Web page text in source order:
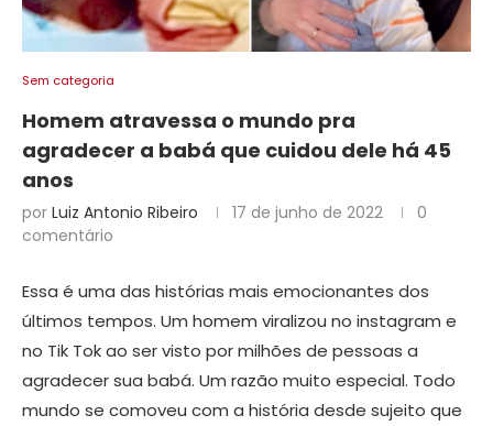
Sem categoria
Homem atravessa o mundo pra
agradecer a babá que cuidou dele há 45
anos
por Luiz Antonio Ribeiro 17 de junho de 2022
0
comentário
Essa é uma das histórias mais emocionantes dos
últimos tempos. Um homem viralizou no instagram e
no Tik Tok ao ser visto por milhões de pessoas a
agradecer sua babá. Um razão muito especial. Todo
mundo se comoveu com a história desde sujeito que